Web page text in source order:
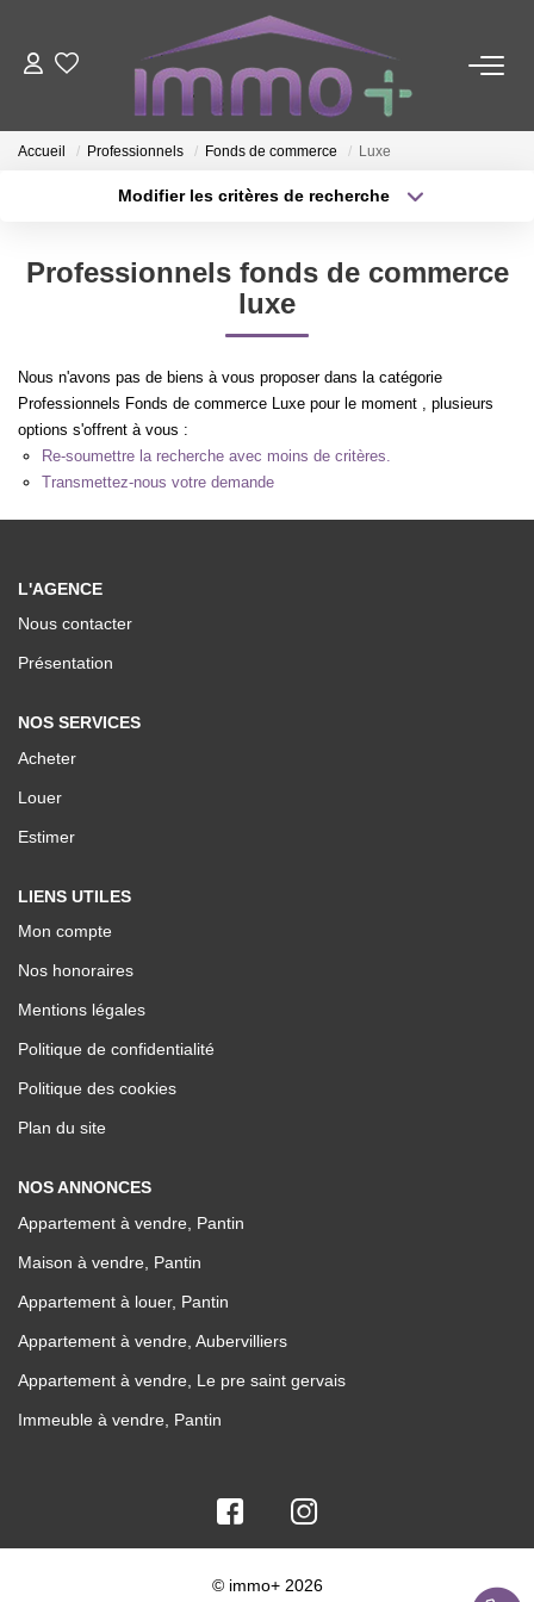
ACHETER
LOUER
FAIRE GÉRER
ESTIMER
NOTRE AGENCE
Nous Contacter
Accueil Professionnels Fonds de commerce Luxe
Modifier les critères de recherche
Type de bien
Créer une alerte
Professionnels fonds de commerce
luxe
Nous n'avons pas de biens à vous proposer dans la catégorie
Professionnels Fonds de commerce Luxe pour le moment , plusieurs
options s'offrent à vous :
Re-soumettre la recherche avec moins de critères.
Transmettez-nous votre demande
L'AGENCE
Nous contacter
Présentation
NOS SERVICES
Acheter
Louer
Estimer
LIENS UTILES
Mon compte
Nos honoraires
Mentions légales
Politique de confidentialité
Politique des cookies
Plan du site
NOS ANNONCES
Appartement à vendre, Pantin
Maison à vendre, Pantin
Appartement à louer, Pantin
Appartement à vendre, Aubervilliers
Appartement à vendre, Le pre saint gervais
Immeuble à vendre, Pantin
© immo+ 2026